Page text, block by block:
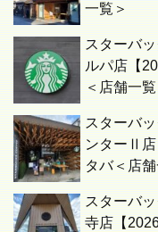
一覧＞
スターバ
ルパ店【
＜店舗一
スターバ
ンターⅡ店
タバ＜店
スターバ
寺店【